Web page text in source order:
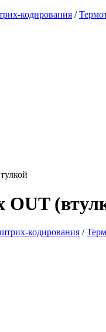
кодирования /
кодирования /